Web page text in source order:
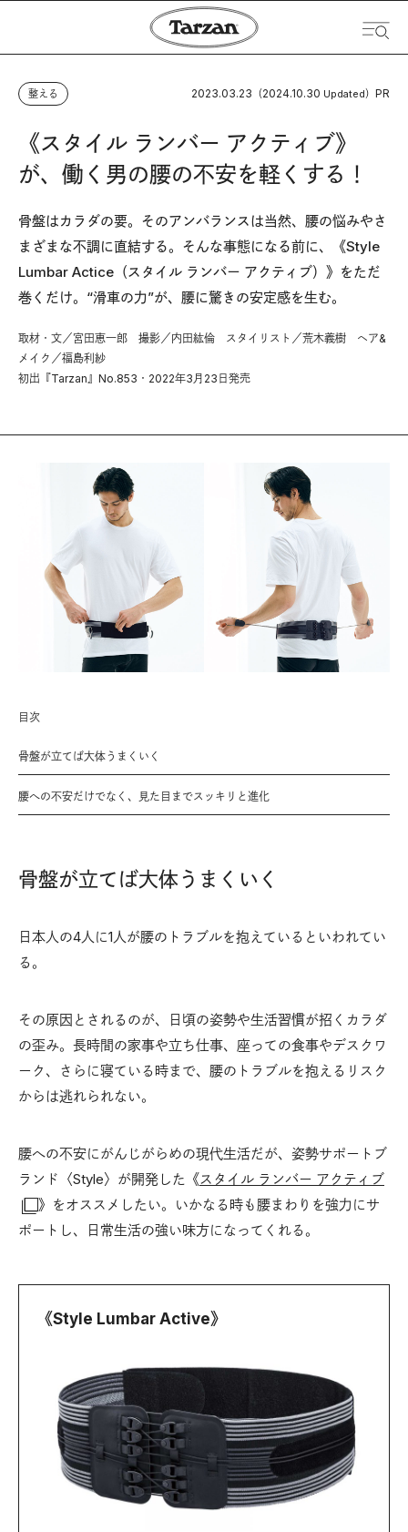
整える 2023.03.23 （2024.10.30 Updated） PR
《スタイル ランバー アクティブ》
が、働く男の腰の不安を軽くする！
骨盤はカラダの要。そのアンバランスは当然、腰の悩みやさ
まざまな不調に直結する。そんな事態になる前に、《Style
Lumbar Actice（スタイル ランバー アクティブ）》をただ
巻くだけ。“滑車の力”が、腰に驚きの安定感を生む。
取材・文／宮田恵一郎 撮影／内田紘倫 スタイリスト／荒木義樹 ヘア&
メイク／福島利紗
初出『Tarzan』No.853・2022年3月23日発売
目次
骨盤が立てば大体うまくいく
腰への不安だけでなく、見た目までスッキリと進化
骨盤が立てば大体うまくいく
日本人の4人に1人が腰のトラブルを抱えているといわれてい
る。
その原因とされるのが、日頃の姿勢や生活習慣が招くカラダ
の歪み。長時間の家事や立ち仕事、座っての食事やデスクワ
ーク、さらに寝ている時まで、腰のトラブルを抱えるリスク
からは逃れられない。
腰への不安にがんじがらめの現代生活だが、姿勢サポートブ
ランド〈Style〉が開発した《スタイル ランバー アクティブ
》をオススメしたい。いかなる時も腰まわりを強力にサ
ポートし、日常生活の強い味方になってくれる。
《Style Lumbar Active》